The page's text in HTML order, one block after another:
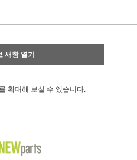
새창 열기
확대해 보실 수 있습니다.